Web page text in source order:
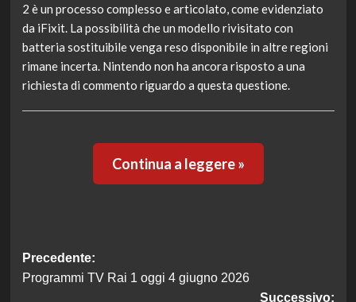
2 è un processo complesso e articolato, come evidenziato
da iFixit. La possibilità che un modello rivisitato con
batteria sostituibile venga reso disponibile in altre regioni
rimane incerta. Nintendo non ha ancora risposto a una
richiesta di commento riguardo a questa questione.
Continua a leggere »
Navigazione
articolo
Precedente:
Programmi TV Rai 1 oggi 4 giugno 2026
Successivo: